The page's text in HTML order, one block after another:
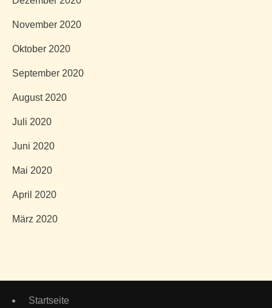
November 2020
Oktober 2020
September 2020
August 2020
Juli 2020
Juni 2020
Mai 2020
April 2020
März 2020
Startseite